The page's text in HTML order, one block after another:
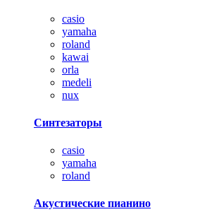
casio
yamaha
roland
kawai
orla
medeli
nux
Синтезаторы
casio
yamaha
roland
Акустические пианино